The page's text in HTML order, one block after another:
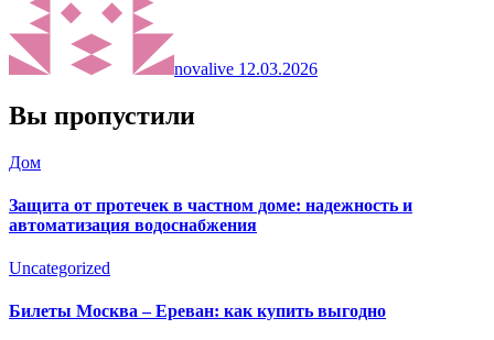
novalive 12.03.2026
Вы пропустили
Дом
Защита от протечек в частном доме: надежность и
автоматизация водоснабжения
Uncategorized
Билеты Москва – Ереван: как купить выгодно